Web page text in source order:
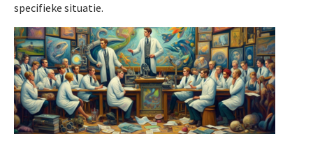
specifieke situatie.